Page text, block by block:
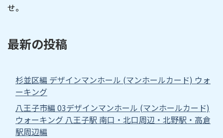
せ。
最新の投稿
杉並区編 デザインマンホール (マンホールカード) ウォ
ーキング
八王子市編 03デザインマンホール (マンホールカード)
ウォーキング 八王子駅 南口・北口周辺・北野駅・高倉
駅周辺編